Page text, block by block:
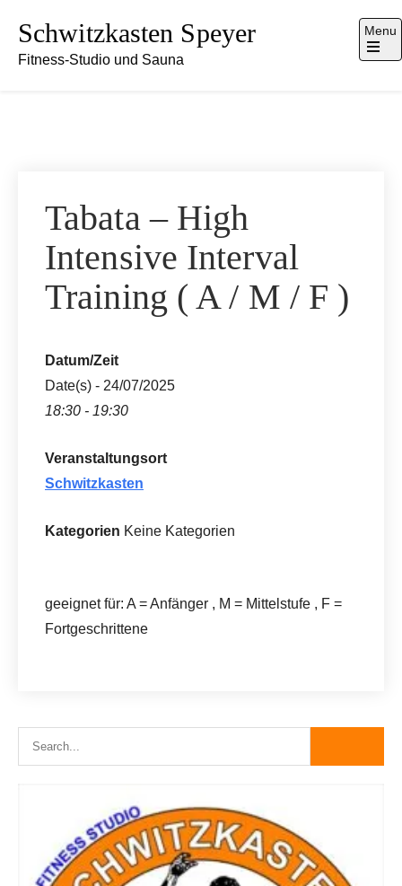
content
Schwitzkasten Speyer
Fitness-Studio und Sauna
Menu
Tabata – High
Intensive Interval
Training ( A / M / F )
Datum/Zeit
Date(s) - 24/07/2025
18:30 - 19:30
Veranstaltungsort
Schwitzkasten
Kategorien Keine Kategorien
geeignet für: A = Anfänger , M = Mittelstufe , F =
Fortgeschrittene